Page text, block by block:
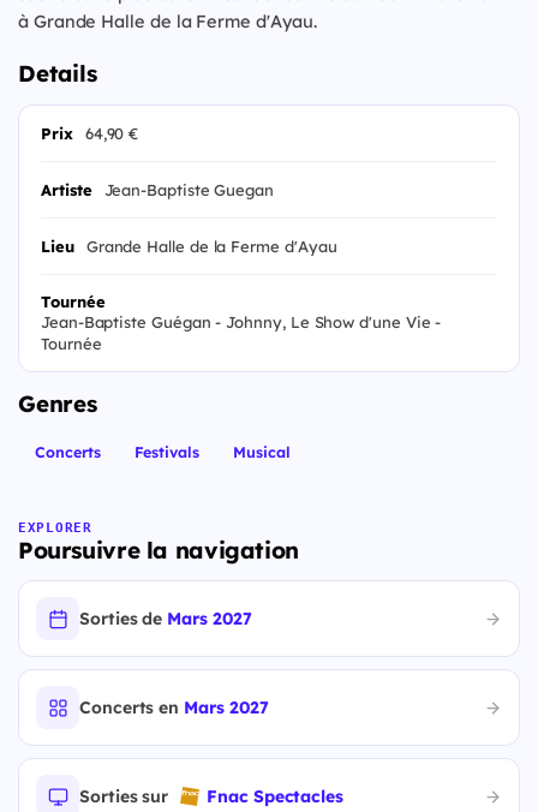
à Grande Halle de la Ferme d'Ayau.
Details
Prix 64,90 €
Artiste Jean-Baptiste Guegan
Lieu Grande Halle de la Ferme d'Ayau
Tournée
Jean-Baptiste Guégan - Johnny, Le Show d'une Vie -
Tournée
Genres
Concerts Festivals Musical
EXPLORER
Poursuivre la navigation
Sorties de Mars 2027
Concerts en Mars 2027
Sorties sur Fnac Spectacles